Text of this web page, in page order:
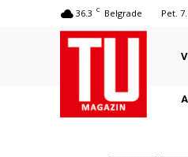
36.3 C Belgrade Pet.